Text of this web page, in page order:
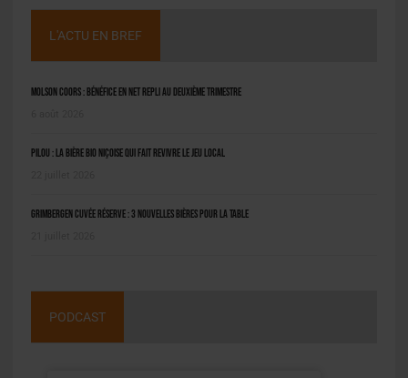
L'ACTU EN BREF
Molson Coors : bénéfice en net repli au deuxième trimestre
Pilou : la bière bio niçoise qui fait revivre le jeu local
Grimbergen Cuvée Réserve : 3 nouvelles bières pour la table
PODCAST